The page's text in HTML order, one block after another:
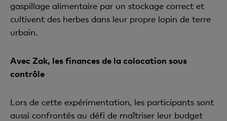
gaspillage alimentaire par un stockage correct et
cultivent des herbes dans leur propre lopin de terre
urbain.
Avec Zak, les finances de la colocation sous
contrôle
Lors de cette expérimentation, les participants sont
aussi confrontés au défi de maîtriser leur budget